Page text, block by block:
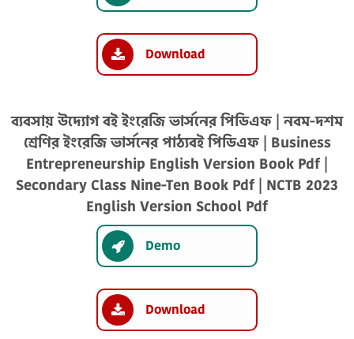
Download
ব্যবসায় উদ্যোগ বই ইংরেজি ভার্সনের পিডিএফ | নবম-দশম
শ্রেণির ইংরেজি ভার্সনের পাঠ্যবই পিডিএফ | Business
Entrepreneurship English Version Book Pdf |
Secondary Class Nine-Ten Book Pdf | NCTB 2023
English Version School Pdf
Demo
Download